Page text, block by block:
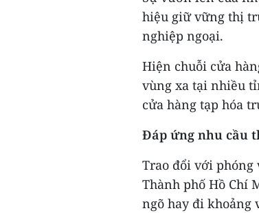
hiệu giữ vững thị
nghiệp ngoại.
Hiện chuỗi cửa
vùng xa tại nhiều
cửa hàng tạp hóa
Đáp ứng nhu cầu
Trao đổi với phóng
Thành phố Hồ Chí
ngõ hay đi khoảng